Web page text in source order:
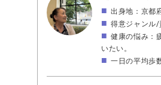
出身地：京都
得意ジャンル
健康の悩み：
いたい。
一日の平均歩